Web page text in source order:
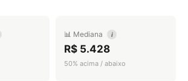
📊 Mediana i
R$ 5.428
50% acima / abaixo